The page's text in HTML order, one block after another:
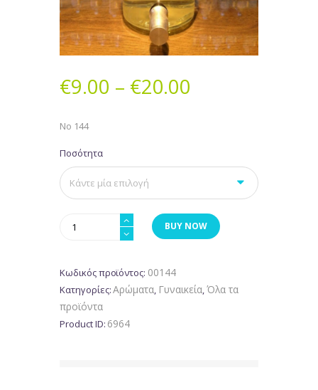
€9.00 – €20.00
Νο 144
Ποσότητα
BUY NOW
Κωδικός προϊόντος: 00144
Κατηγορίες:Αρώματα, Γυναικεία,Όλα τα
προϊόντα
Product ID: 6964